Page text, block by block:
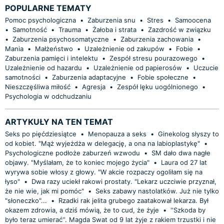
POPULARNE TEMATY
Pomoc psychologiczna • Zaburzenia snu • Stres •
Samoocena
•
Samotność • Trauma • Żałoba i strata • Zazdrość w związku
• Zaburzenia psychosomatyczne • Zaburzenia zachowania •
Mania • Małżeństwo • Uzależnienie od zakupów • Fobie
•
Zaburzenia pamięci i intelektu
• Zespół stresu pourazowego
•
Uzależnienie od hazardu
• Uzależnienie od papierosów •
Uczucie
samotności • Zaburzenia adaptacyjne • Fobie społeczne
•
Nieszczęśliwa miłość • Agresja • Zespół lęku uogólnionego
•
Psychologia w odchudzaniu
ARTYKUŁY NA TEN TEMAT
Seks po pięćdziesiątce • Menopauza a seks • Ginekolog słyszy to
od kobiet. "Mąż wyjeżdża w delegację, a ona na labioplastykę" •
Psychologiczne podłoże zaburzeń wzwodu
•
SM dało dwa nagłe
objawy. "Myślałam, że to koniec mojego życia" •
Laura od 27 lat
wyrywa sobie włosy z głowy. "W akcie rozpaczy ogoliłam się na
łyso" •
Dwa razy uciekł rakowi prostaty. "Lekarz uczciwie przyznał,
że nie wie, jak mi pomóc" •
Seks zabawy nastolatków. Już nie tylko
"słoneczko"...
•
Rzadki rak jelita grubego zaatakował lekarza. Był
okazem zdrowia, a dziś mówią, że to cud, że żyje
•
''Szkoda by
było teraz umierać''. Magda Swat od 9 lat żyje z rakiem trzustki i nie